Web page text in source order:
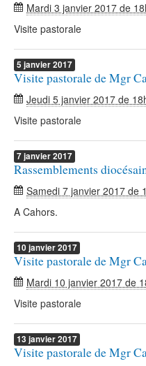
Mardi 3 janvier 2017 de
Visite pastorale
5 janvier2017
Visite pastorale de Mgr
Jeudi 5 janvier 2017 de
Visite pastorale
7janvier2017
Rassemblements
Samedi 7 janvier 2017 de
A Cahors.
10 janvier2017
Visite pastorale de Mgr
Mardi 10 janvier 2017 de
Visite pastorale
13 janvier2017
Visite pastorale de Mgr